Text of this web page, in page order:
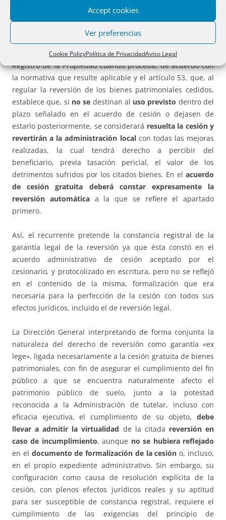
Accept cookies
Ver preferencias
Cookie PolicyPolítica de PrivacidadAviso Legal
regirán por lo dispuesto en su legislación específica.
De estos, el artículo 52 del Decreto 18/2006, dispone que la
cesión deberá formalizarse en escritura pública o
documento administrativo, la cual se inscribirá en el
Registro de la Propiedad cuando proceda, de acuerdo con
la normativa que resulte aplicable y el artículo 53, que, al
regular la reversión de los bienes patrimoniales cedidos,
establece que, si no se destinan al uso previsto dentro del
plazo señalado en el acuerdo de cesión o dejasen de
estarlo posteriormente, se considerará resuelta la cesión y
revertirán a la administración localcon todas las mejoras
realizadas, la cual tendrá derecho a percibir del
beneficiario, previa tasación pericial, el valor de los
detrimentos sufridos por los citados bienes. En el acuerdo
de cesión gratuita deberá constar expresamente la
reversión automáticaa la que se refiere el apartado
primero.
Así, el recurrente pretende la constancia registral de la
garantía legal de la reversión ya que ésta constó en el
acuerdo administrativo de cesión aceptado por el
cesionario, y protocolizado en escritura, pero no se reflejó
en el contenido de la misma, formalización que era
necesaria para la perfección de la cesión con todos sus
efectos jurídicos, incluido el de reversión legal.
La Dirección General interpretando de forma conjunta la
naturaleza del derecho de reversión como garantía «ex
lege», ligada necesariamente a la cesión gratuita de bienes
patrimoniales, con fin de asegurar el cumplimiento del fin
público a que se encuentra naturalmente afecto el
patrimonio público de suelo, junto a la potestad
reconocida a la Administración de tutelar, incluso con
eficacia ejecutiva, el cumplimiento de su objeto, debe
llevar a admitir la virtualidad de la citada reversión en
caso de incumplimiento, aunque no se hubiera reflejado
en el documento de formalización de la cesióno, incluso,
en el propio expediente administrativo. Sin embargo, su
configuración como causa de resolución explícita de la
cesión, con plenos efectos jurídicos reales y su aptitud
para ser susceptible de constancia registral, requiere el
cumplimiento de las exigencias del principio de